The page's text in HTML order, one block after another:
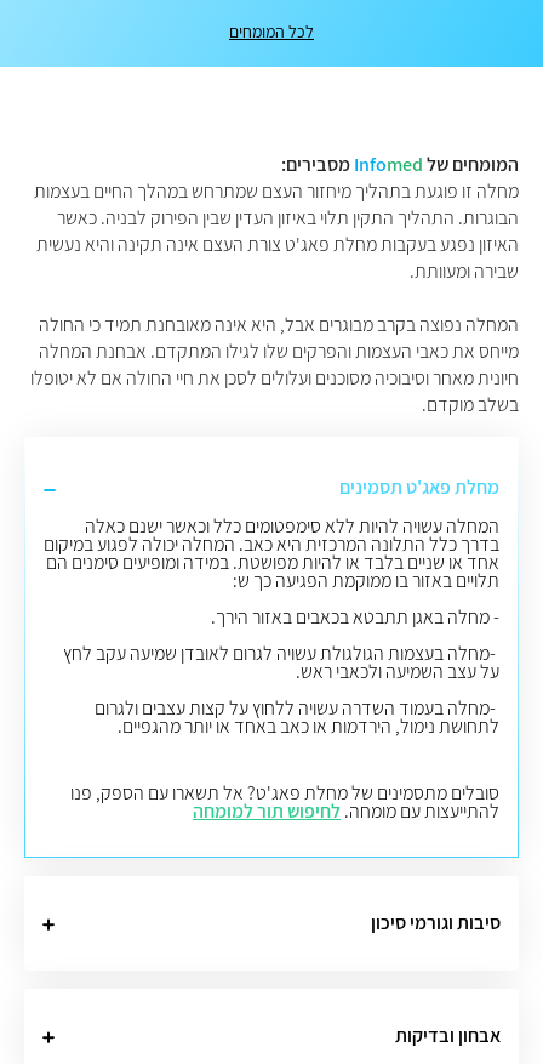
לכל המומחים
המומחים של Infomed
מסבירים:
מחלה זו פוגעת בתהליך מיחזור העצם שמתרחש במהלך החיים בעצמות
הבוגרות. התהליך התקין תלוי באיזון העדין שבין הפירוק לבניה. כאשר
האיזון נפגע בעקבות מחלת פאג'ט צורת העצם אינה תקינה והיא נעשית
שבירה ומעוותת.
המחלה נפוצה בקרב מבוגרים אבל, היא אינה מאובחנת תמיד כי החולה
מייחס את כאבי העצמות והפרקים שלו לגילו המתקדם. אבחנת המחלה
חיונית מאחר וסיבוכיה מסוכנים ועלולים לסכן את חיי החולה אם לא יטופלו
בשלב מוקדם.
מחלת פאג'ט תסמינים
המחלה עשויה להיות ללא סימפטומים כלל וכאשר ישנם כאלה
בדרך כלל התלונה המרכזית היא כאב. המחלה יכולה לפגוע במיקום
אחד או שניים בלבד או להיות מפושטת. במידה ומופיעים סימנים הם
תלויים באזור בו ממוקמת הפגיעה כך ש:
- מחלה באגן תתבטא בכאבים באזור הירך.
-מחלה בעצמות הגולגולת עשויה לגרום לאובדן שמיעה עקב לחץ
על עצב השמיעה ולכאבי ראש.
-מחלה בעמוד השדרה עשויה ללחוץ על קצות עצבים ולגרום
לתחושת נימול, הירדמות או כאב באחד או יותר מהגפיים.
סובלים מתסמינים של מחלת פאג'ט? אל תשארו עם הספק, פנו
להתייעצות עם מומחה.לחיפוש תור למומחה
סיבות וגורמי סיכון
אבחון ובדיקות